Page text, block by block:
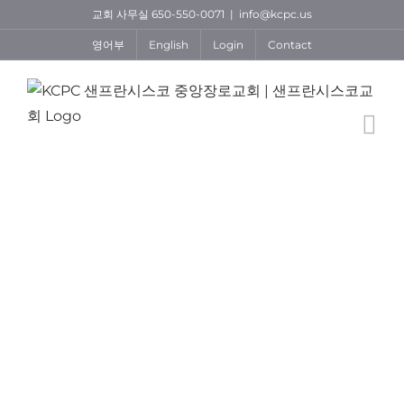
content
교회 사무실 650-550-0071 | info@kcpc.us
영어부 English Login Contact